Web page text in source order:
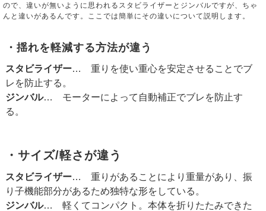
ので、違いが無いように思われるスタビライザーとジンバルですが、ちゃ
んと違いがあるんです。ここでは簡単にその違いについて説明します。
・揺れを軽減する方法が違う
スタビライザー… 重りを使い重心を安定させることでブ
レを防止する。
ジンバル… モーターによって自動補正でブレを防止す
る。
・サイズ/軽さが違う
スタビライザー… 重りがあることにより重量があり、振
り子機能部分があるため独特な形をしている。
ジンバル… 軽くてコンパクト。本体を折りたたみできた